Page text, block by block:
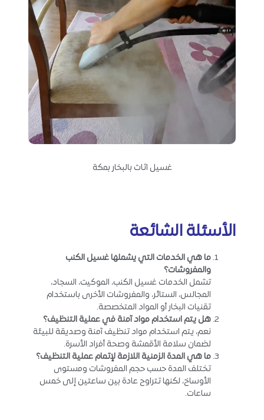
غسيل اثاث بالبخار بمكة
الأسئلة الشائعة
ما هي الخدمات التي يشملها غسيل الكنب
والمفروشات؟
تشمل الخدمات غسيل الكنب، الموكيت، السجاد،
المجالس، الستائر، والمفروشات الأخرى باستخدام
تقنيات البخار أو المواد المتخصصة.
هل يتم استخدام مواد آمنة في عملية التنظيف؟
نعم، يتم استخدام مواد تنظيف آمنة وصديقة للبيئة
لضمان سلامة الأقمشة وصحة أفراد الأسرة.
ما هي المدة الزمنية اللازمة لإتمام عملية التنظيف؟
تختلف المدة حسب حجم المفروشات ومستوى
الأوساخ، لكنها تتراوح عادة بين ساعتين إلى خمس
ساعات.